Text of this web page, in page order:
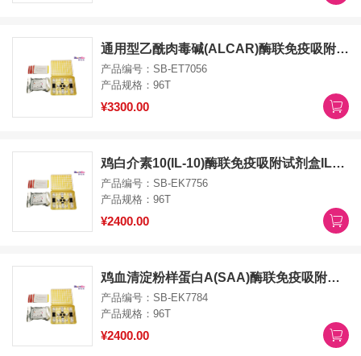
通用型乙酰肉毒碱(ALCAR)酶联免疫吸附试剂盒ALCAR ELISA Kit
产品编号：SB-ET7056
产品规格：96T
¥3300.00
鸡白介素10(IL-10)酶联免疫吸附试剂盒IL10 ELISA Kit
产品编号：SB-EK7756
产品规格：96T
¥2400.00
鸡血清淀粉样蛋白A(SAA)酶联免疫吸附试剂盒SAA ELISA Kit
产品编号：SB-EK7784
产品规格：96T
¥2400.00